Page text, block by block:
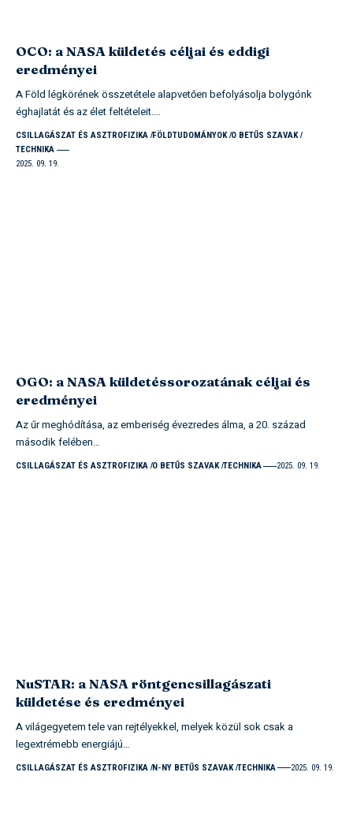
OCO: a NASA küldetés céljai és eddigi
eredményei
A Föld légkörének összetétele alapvetően befolyásolja bolygónk
éghajlatát és az élet feltételeit.…
CSILLAGÁSZAT ÉS ASZTROFIZIKA FÖLDTUDOMÁNYOK O BETŰS SZAVAK
TECHNIKA
2025. 09. 19.
OGO: a NASA küldetéssorozatának céljai és
eredményei
Az űr meghódítása, az emberiség évezredes álma, a 20. század
második felében…
CSILLAGÁSZAT ÉS ASZTROFIZIKA O BETŰS SZAVAK TECHNIKA 2025. 09. 19.
NuSTAR: a NASA röntgencsillagászati
küldetése és eredményei
A világegyetem tele van rejtélyekkel, melyek közül sok csak a
legextrémebb energiájú…
CSILLAGÁSZAT ÉS ASZTROFIZIKA N-NY BETŰS SZAVAK TECHNIKA 2025. 09. 19.